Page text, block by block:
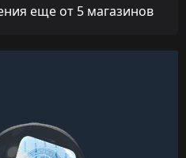
еще от 5 магазинов